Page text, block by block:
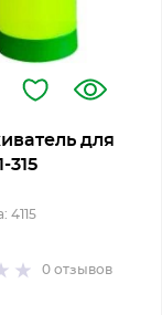
для
315
4115
0отзывов